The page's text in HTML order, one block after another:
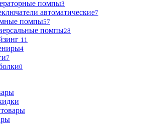
помпы3
автоматические7
помпы57
помпы28
11
4
7
0